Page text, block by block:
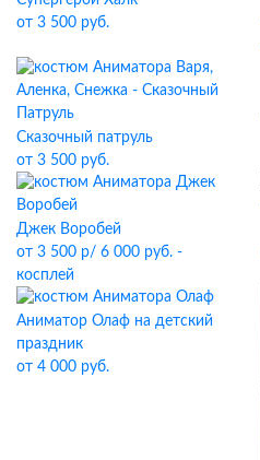
от 3 500 руб.
Сказочный патруль
от 3 500 руб.
Джек Воробей
от 3 500 р/ 6 000 руб. -
косплей
Аниматор Олаф на детский
праздник
от 4 000 руб.